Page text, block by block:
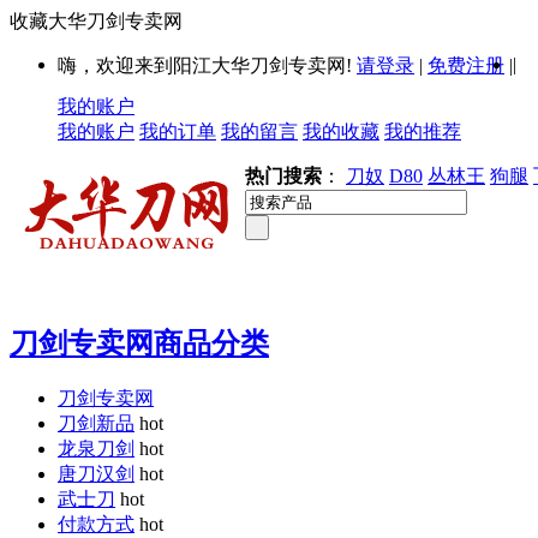
收藏大华刀剑专卖网
嗨，欢迎来到阳江大华刀剑专卖网! 请登录 | 免费注册 ||
我的账户
我的账户 我的订单 我的留言 我的收藏 我的推荐
热门搜索 ： 刀奴 D80 丛林王 狗腿
刀剑专卖网商品分类
刀剑专卖网
刀剑新品 hot
龙泉刀剑 hot
唐刀汉剑 hot
武士刀 hot
付款方式 hot